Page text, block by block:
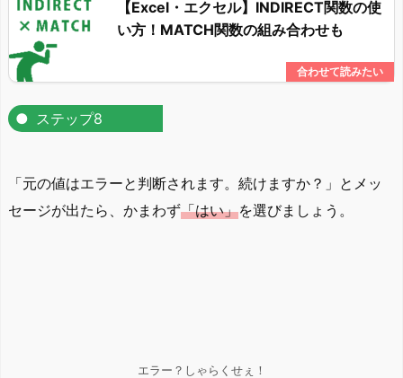
【Excel・エクセル】INDIRECT関数の使
い方！MATCH関数の組み合わせも
ステップ8
「元の値はエラーと判断されます。続けますか？」とメッ
セージが出たら、かまわず「はい」を選びましょう。
エラー？しゃらくせぇ！